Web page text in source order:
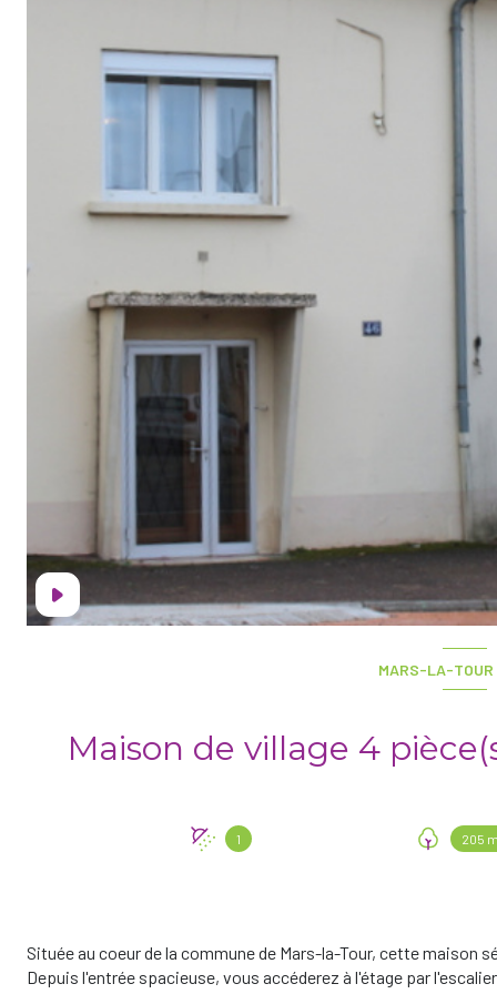
MARS-LA-
1 205
Située au coeur de la commune de Mars-la-Tour, cette maison
Depuis l'entrée spacieuse, vous accéderez à l'étage par